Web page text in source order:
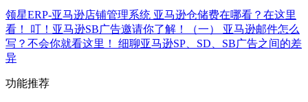
领星ERP-亚马逊店铺管理系统 亚马逊仓储费在哪看？在这里
看！
叮！亚马逊SB广告邀请你了解！（一）
亚马逊邮件怎么
写？不会你就看这里！
细聊亚马逊SP、SD、SB广告之间的差
异
功能推荐